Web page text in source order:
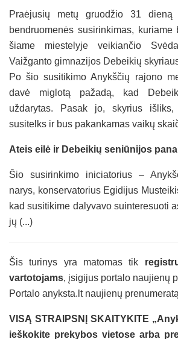
Praėjusių metų gruodžio 31 dieną
bendruomenės susirinkimas,
šiame miestelyje veikiančio
Vaižganto gimnazijos Debeikių
Po šio susitikimo Anykščių rajono
davė miglotą pažadą, kad
uždarytas. Pasak jo, skyrius išliks,
susitelks ir bus pakankamas vaikų
Ateis eilė ir Debeikių seniūnijos
Šio susirinkimo iniciatorius –
narys, konservatorius Egidijus
kad susitikime dalyvavo suinteresuoti
jų (...)
Šis turinys yra matomas tik
vartotojams, įsigijus portalo naujienų
Portalo anyksta.lt naujienų
VISĄ STRAIPSNĮ SKAITYKITE
ieškokite prekybos vietose arba